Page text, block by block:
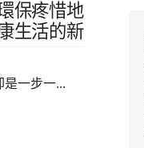
保疼惜地
生活的新
一步一...